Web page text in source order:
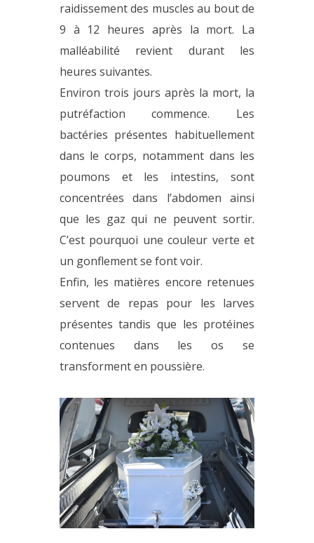
raidissement des muscles au bout de
9 à 12 heures après la mort. La
malléabilité revient durant les
heures suivantes.
Environ trois jours après la mort, la
putréfaction commence. Les
bactéries présentes habituellement
dans le corps, notamment dans les
poumons et les intestins, sont
concentrées dans l’abdomen ainsi
que les gaz qui ne peuvent sortir.
C’est pourquoi une couleur verte et
un gonflement se font voir.
Enfin, les matières encore retenues
servent de repas pour les larves
présentes tandis que les protéines
contenues dans les os se
transforment en poussière.